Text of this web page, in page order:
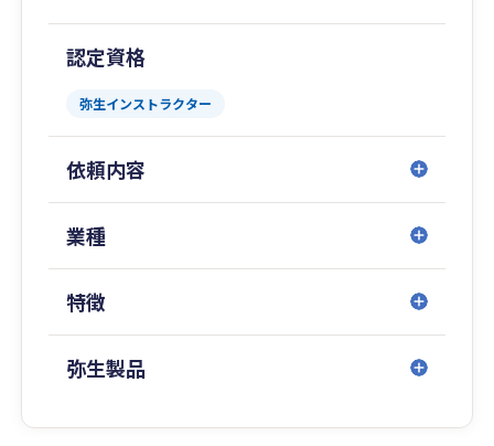
認定資格
弥生インストラクター
依頼内容
業種
特徴
弥生製品